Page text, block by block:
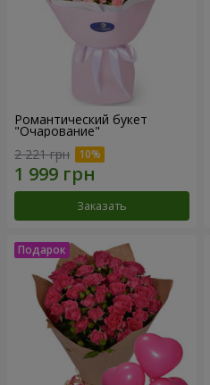
Романтический букет
"Очарование"
2 221 грн
Заказать